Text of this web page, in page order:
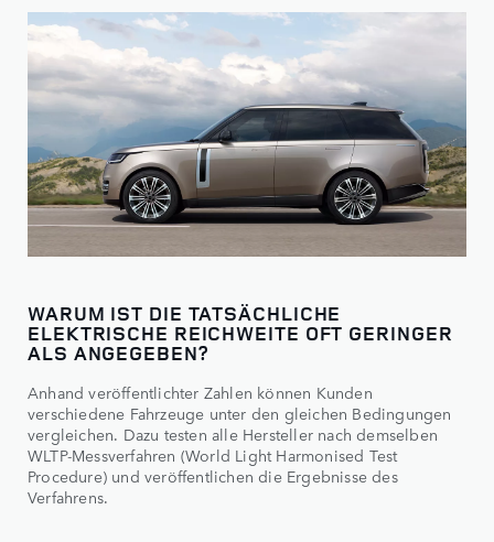
WARUM IST DIE TATSÄCHLICHE
ELEKTRISCHE REICHWEITE OFT GERINGER
ALS ANGEGEBEN?
Anhand veröffentlichter Zahlen können Kunden
verschiedene Fahrzeuge unter den gleichen Bedingungen
vergleichen. Dazu testen alle Hersteller nach demselben
WLTP-Messverfahren (World Light Harmonised Test
Procedure) und veröffentlichen die Ergebnisse des
Verfahrens.